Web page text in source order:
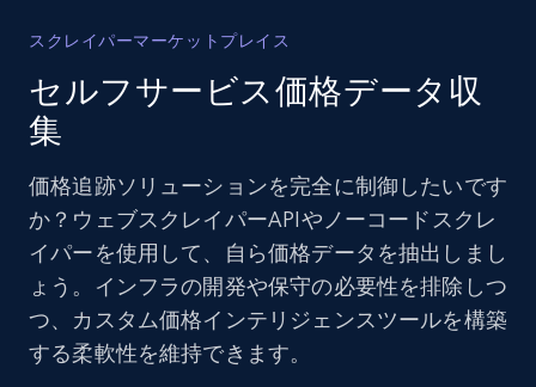
スクレイパーマーケットプレイス
セルフサービス価格データ収
集
価格追跡ソリューションを完全に制御したいです
か？ウェブスクレイパーAPIやノーコードスクレ
イパーを使用して、自ら価格データを抽出しまし
ょう。インフラの開発や保守の必要性を排除しつ
つ、カスタム価格インテリジェンスツールを構築
する柔軟性を維持できます。